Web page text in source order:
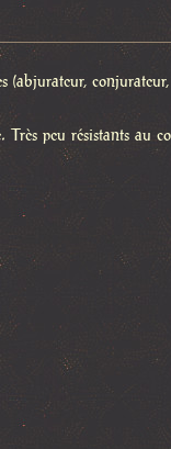
(abjurateur,
Très peu résistants